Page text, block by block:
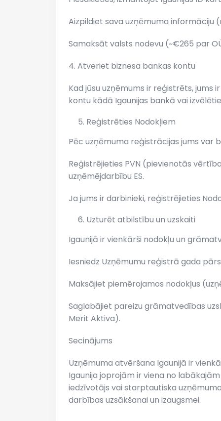
Aizpildiet sava uzņēmuma informāciju
Samaksāt valsts nodevu (~€265 par
4. Atveriet biznesa bankas kontu
Kad jūsu uzņēmums ir reģistrēts,
kontu kādā Igaunijas bankā vai
Reģistrēties Nodokļiem
Pēc uzņēmuma reģistrācijas jums var
Reģistrējieties PVN (pievienotās
uzņēmējdarbību ES.
Ja jums ir darbinieki, reģistrējieties
Uzturēt atbilstību un uzskaiti
Igaunijā ir vienkārši nodokļu un
Iesniedz Uzņēmumu reģistrā gada
Maksājiet piemērojamos nodokļus
Saglabājiet pareizu grāmatvedības
Merit Aktiva).
Secinājums
Uzņēmuma atvēršana Igaunijā ir
Igaunija joprojām ir viena no
iedzīvotājs vai starptautiska
darbības uzsākšanai un izaugsmei.